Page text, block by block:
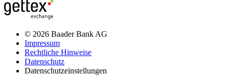
© 2026 Baader Bank AG
Impressum
Rechtliche Hinweise
Datenschutz
Datenschutzeinstellungen